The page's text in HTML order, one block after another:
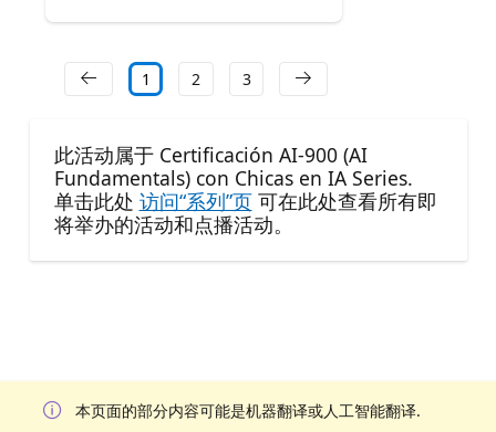
1 2 3
此活动属于 Certificación AI-900 (AI
Fundamentals) con Chicas en IA Series.
单击此处 访问“系列”页可在此处查看所有即
将举办的活动和点播活动。
本页面的部分内容可能是机器翻译或人工智能翻译.